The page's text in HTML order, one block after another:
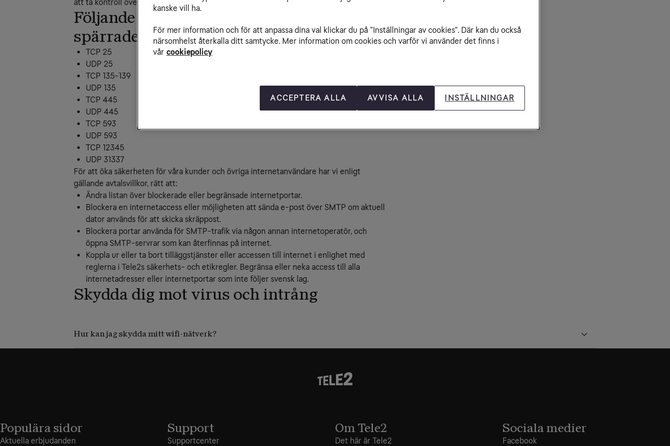
att ta kontroll över din dator, som sänder skräppost eller står för annan skadlig aktivitet.
Följande portar är idag begränsade eller
spärrade:
TCP 25
UDP 25
TCP 135-139
UDP 135
TCP 445
UDP 445
TCP 593
UDP 593
TCP 12345
UDP 31337
För att öka säkerheten för våra kunder och övriga internetanvändare har vi enligt
gällande avtalsvillkor, rätt att:
Ändra listan över blockerade eller begränsade internetportar.
Blockera en internetaccess eller möjligheten att sända e-post över SMTP om aktuell
dator används för att skicka skräppost.
Blockera portar använda för SMTP-trafik via någon annan internetoperatör, och
öppna SMTP-servrar som kan återfinnas på internet.
Koppla ur eller ta bort tilläggstjänster eller accessen till internet i enlighet med
reglerna i Tele2s säkerhets- och etikregler. Begränsa eller neka access till alla
internetadresser eller internetportar som inte följer svensk lag.
Skydda dig mot virus och intrång
Hur kan jag skydda mitt wifi-nätverk?
Populära sidor
Aktuella erbjudanden
Support
Supportcenter
Om Tele2
Det här är Tele2
Sociala medier
Facebook
kanske vill ha.
För mer information och för att anpassa dina val klickar du på ”Inställningar av cookies”. Där kan du också
närsomhelst återkalla ditt samtycke. Mer information om cookies och varför vi använder det finns i
vår cookiepolicy
ACCEPTERA ALLA AVVISA ALLA INSTÄLLNINGAR